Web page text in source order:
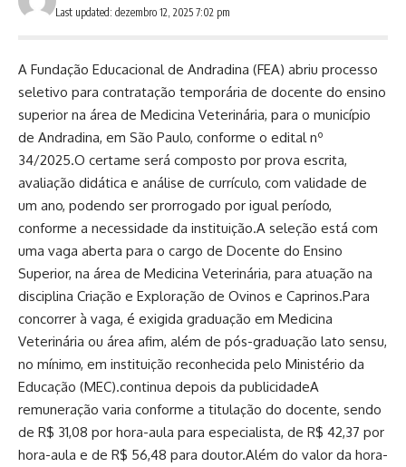
Last updated: dezembro 12, 2025 7:02 pm
A Fundação Educacional de Andradina (FEA) abriu processo
seletivo para contratação temporária de docente do ensino
superior na área de Medicina Veterinária, para o município
de Andradina, em São Paulo, conforme o edital nº
34/2025.O certame será composto por prova escrita,
avaliação didática e análise de currículo, com validade de
um ano, podendo ser prorrogado por igual período,
conforme a necessidade da instituição.A seleção está com
uma vaga aberta para o cargo de Docente do Ensino
Superior, na área de Medicina Veterinária, para atuação na
disciplina Criação e Exploração de Ovinos e Caprinos.Para
concorrer à vaga, é exigida graduação em Medicina
Veterinária ou área afim, além de pós-graduação lato sensu,
no mínimo, em instituição reconhecida pelo Ministério da
Educação (MEC).continua depois da publicidadeA
remuneração varia conforme a titulação do docente, sendo
de R$ 31,08 por hora-aula para especialista, de R$ 42,37 por
hora-aula e de R$ 56,48 para doutor.Além do valor da hora-